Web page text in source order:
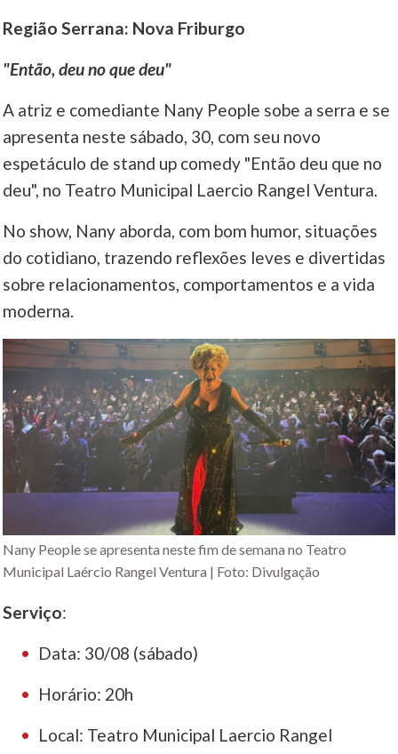
Região Serrana: Nova Friburgo
"Então, deu no que deu"
A atriz e comediante Nany People sobe a serra e se
apresenta neste sábado, 30, com seu novo
espetáculo de stand up comedy "Então deu que no
deu", no Teatro Municipal Laercio Rangel Ventura.
No show, Nany aborda, com bom humor, situações
do cotidiano, trazendo reflexões leves e divertidas
sobre relacionamentos, comportamentos e a vida
moderna.
Nany People se apresenta neste fim de semana no Teatro
Municipal Laércio Rangel Ventura | Foto: Divulgação
Serviço:
Data: 30/08 (sábado)
Horário: 20h
Local: Teatro Municipal Laercio Rangel